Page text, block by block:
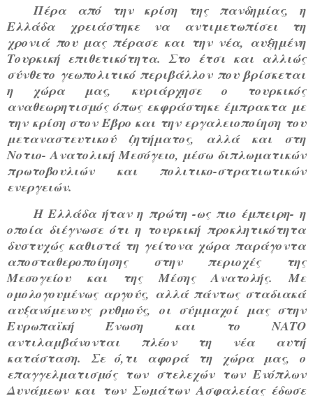
Πέρα από την κρίση της πανδημίας, η
Ελλάδα χρειάστηκε να αντιμετωπίσει τη
χρονιά που μας πέρασε και την νέα, αυξημένη
Τουρκική επιθετικότητα. Στο έτσι και αλλιώς
σύνθετο γεωπολιτικό περιβάλλον που βρίσκεται
η χώρα μας, κυριάρχησε ο τουρκικός
αναθεωρητισμός όπως εκφράστηκε έμπρακτα με
την κρίση στον Έβρο και την εργαλειοποίηση του
μεταναστευτικού ζητήματος, αλλά και στη
Νοτιο- Ανατολική Μεσόγειο, μέσω διπλωματικών
πρωτοβουλιών και πολιτικο-στρατιωτικών
ενεργειών.
Η Ελλάδα ήταν η πρώτη -ως πιο έμπειρη- η
οποία διέγνωσε ότι η τουρκική προκλητικότητα
δυστυχώς καθιστά τη γείτονα χώρα παράγοντα
αποσταθεροποίησης στην περιοχές της
Μεσογείου και της Μέσης Ανατολής. Με
ομολογουμένως αργούς, αλλά πάντως σταδιακά
αυξανόμενους ρυθμούς, οι σύμμαχοί μας στην
Ευρωπαϊκή Ένωση και το ΝΑΤΟ
αντιλαμβάνονται πλέον τη νέα αυτή
κατάσταση. Σε ό,τι αφορά τη χώρα μας, ο
επαγγελματισμός των στελεχών των Ενόπλων
Δυνάμεων και των Σωμάτων Ασφαλείας έδωσε